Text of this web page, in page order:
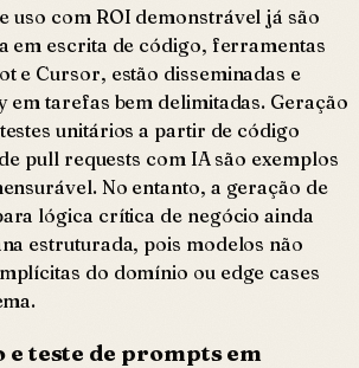
uso com ROI demonstrável já são
em escrita de código, ferramentas
e Cursor, estão disseminadas e
em tarefas bem delimitadas. Geração
unitários a partir de código
pull requests com IA são exemplos
No entanto, a geração de
lógica crítica de negócio ainda
estruturada, pois modelos não
do domínio ou edge cases
teste de prompts em